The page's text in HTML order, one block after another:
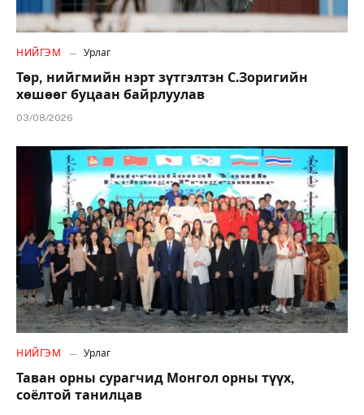
НИЙГЭМ Урлаг
Төр, нийгмийн нэрт зүтгэлтэн С.Зоригийн
хөшөөг буцаан байрлуулав
03/08/2026
НИЙГЭМ Урлаг
Таван орны сурагчид Монгол орны түүх,
соёлтой танилцав